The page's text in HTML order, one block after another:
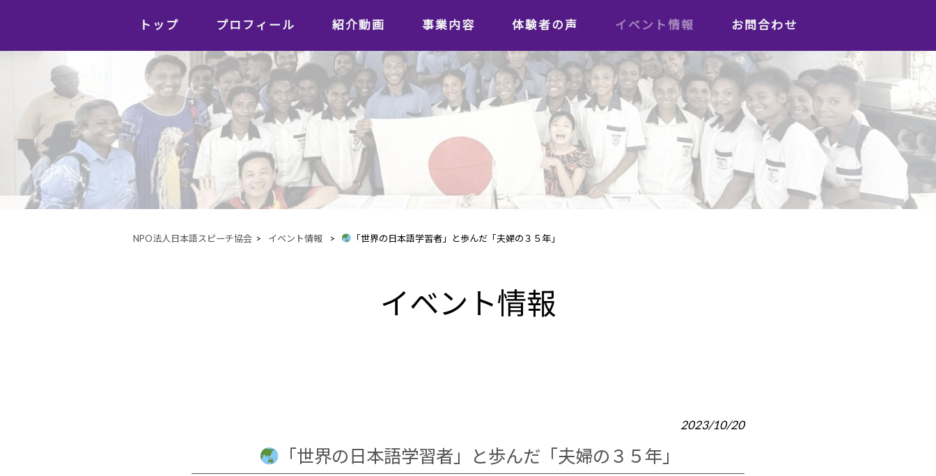
トップ プロフィール 紹介動画 事業内容
体験者の声
学習者の声
日本語教師の声
イベント情報 お問合わせ
NPO法人日本語スピーチ協会 > イベント情報 > 「世界の日本語学習者」と歩んだ「夫婦の３５年」
イベント情報
2023/10/20
「世界の日本語学習者」と歩んだ「夫婦の３５年」